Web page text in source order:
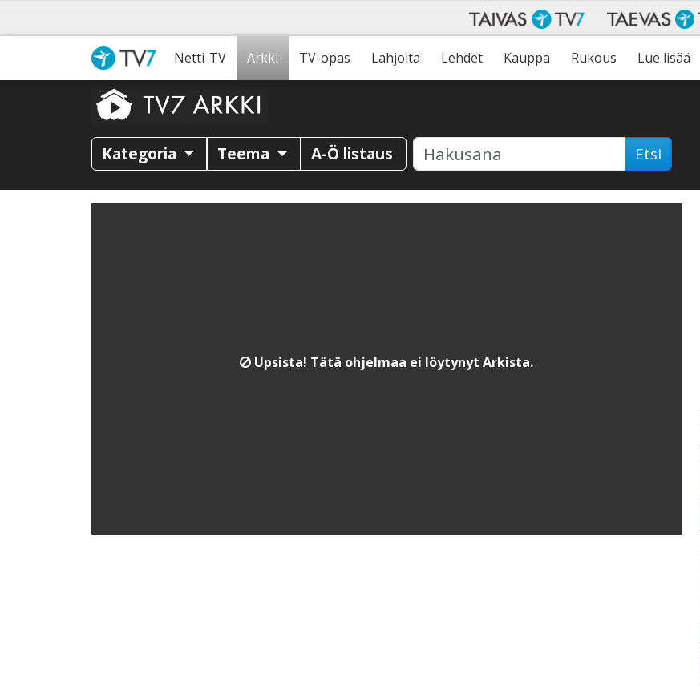
Netti-TV Arkki TV-opas Lahjoita Lehdet Kauppa Rukous Lue lisää
Kategoria Teema A-Ö listaus Etsi
Upsista! Tätä ohjelmaa ei löytynyt Arkista.